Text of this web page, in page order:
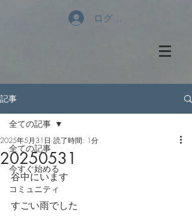
ログイン
記事
全ての記事
今すぐ始める
コミュニティ
全ての記事
20250531
2025年5月31日 読了時間: 1分
谷中にいます
すごい雨でした